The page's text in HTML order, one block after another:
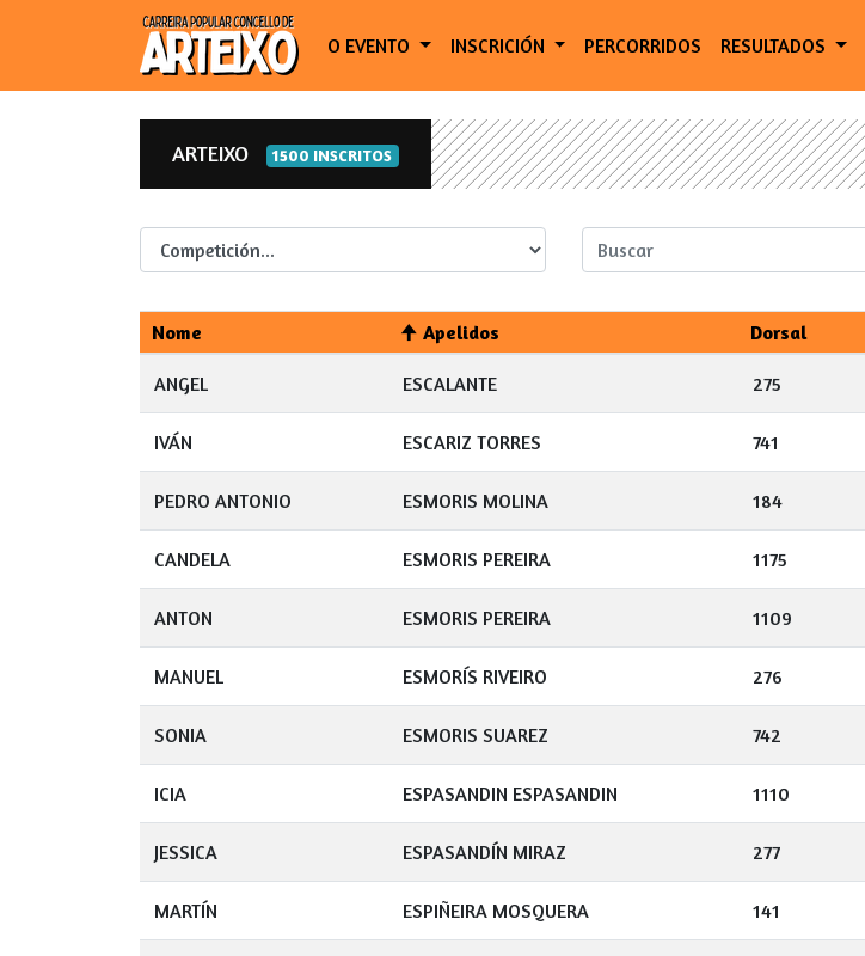
O EVENTO INSCRICIÓN PERCORRIDOS RESULTADOS
ARTEIXO 1500 INSCRITOS
Competicion
Nome Apelidos Dorsal
ANGEL ESCALANTE 275
IVÁN ESCARIZ TORRES 741
PEDRO ANTONIO ESMORIS MOLINA 184
CANDELA ESMORIS PEREIRA 1175
ANTON ESMORIS PEREIRA 1109
MANUEL ESMORÍS RIVEIRO 276
SONIA ESMORIS SUAREZ 742
ICIA ESPASANDIN ESPASANDIN 1110
JESSICA ESPASANDÍN MIRAZ 277
MARTÍN ESPIÑEIRA MOSQUERA 141